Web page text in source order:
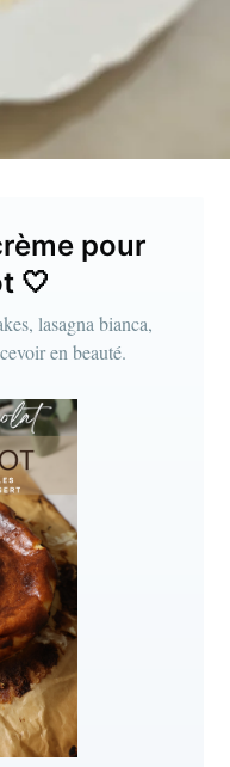
pour
🤍
lasagna bianca,
en beauté.